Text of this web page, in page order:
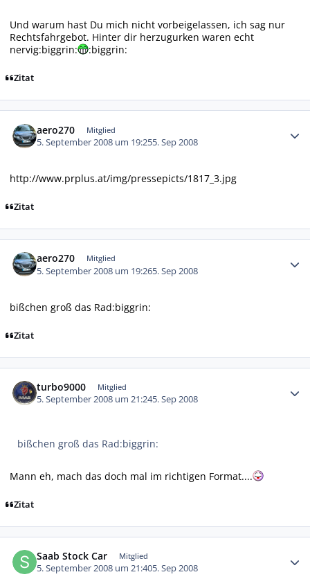
Und warum hast Du mich nicht vorbeigelassen, ich sag nur
Rechtsfahrgebot. Hinter dir herzugurken waren echt
nervig:biggrin:
:biggrin:
Zitat
aero270 Mitglied
5. September 2008 um 19:255. Sep 2008
http://www.prplus.at/img/pressepicts/1817_3.jpg
Zitat
aero270 Mitglied
5. September 2008 um 19:265. Sep 2008
bißchen groß das Rad:biggrin:
Zitat
turbo9000 Mitglied
5. September 2008 um 21:245. Sep 2008
bißchen groß das Rad:biggrin:
Mann eh, mach das doch mal im richtigen Format....
Zitat
Saab Stock Car Mitglied
5. September 2008 um 21:405. Sep 2008